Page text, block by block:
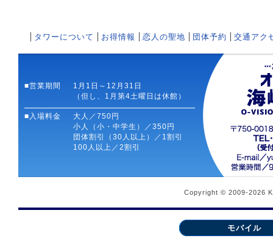
タワーについて お得情報 恋人の聖地 団体予約 交通アク
■営業期間
1月1日～12月31日
（但し、1月第4土曜日は休館）
■入場料金
大人／750円
小人（小・中学生）／350円
団体割引（30人以上）／1割引
100人以上／2割引
Copyright © 2009-2026
モバイル